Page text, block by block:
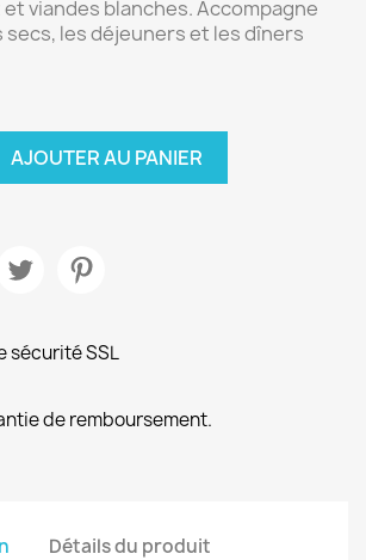
viandes blanches. Accompagne
les déjeuners et les dîners
AJOUTER AU PANIER
sécurité SSL
de remboursement.
Détails du produit